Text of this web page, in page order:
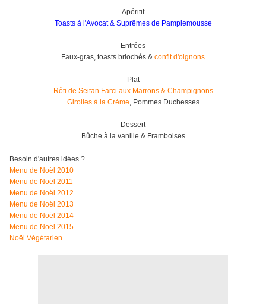
Apéritif
Toasts à l'Avocat & Suprêmes de Pamplemousse
Entrées
Faux-gras, toasts briochés & confit d'oignons
Plat
Rôti de Seitan Farci aux Marrons & Champignons
Girolles à la Crème, Pommes Duchesses
Dessert
Bûche à la vanille & Framboises
Besoin d'autres idées ?
Menu de Noël 2010
Menu de Noël 2011
Menu de Noël 2012
Menu de Noël 2013
Menu de Noël 2014
Menu de Noël 2015
Noël Végétarien